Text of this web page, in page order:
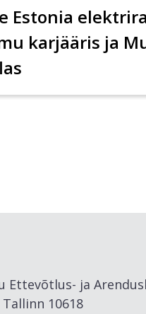
Estonia
karjääris ja
Ettevõtlus- ja
Tallinn 10618